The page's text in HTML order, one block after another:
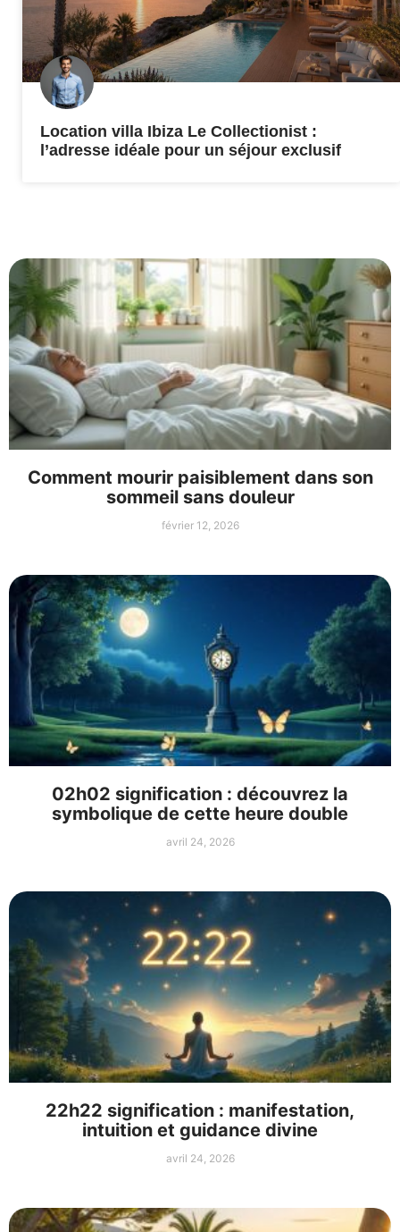
Location villa Ibiza Le Collectionist :
l’adresse idéale pour un séjour exclusif
Comment mourir paisiblement dans son
sommeil sans douleur
février 12, 2026
02h02 signification : découvrez la
symbolique de cette heure double
avril 24, 2026
22h22 signification : manifestation,
intuition et guidance divine
avril 24, 2026